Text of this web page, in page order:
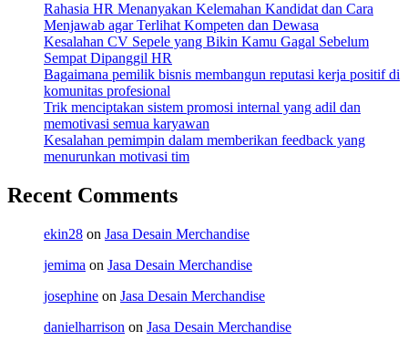
Rahasia HR Menanyakan Kelemahan Kandidat dan Cara
Menjawab agar Terlihat Kompeten dan Dewasa
Kesalahan CV Sepele yang Bikin Kamu Gagal Sebelum
Sempat Dipanggil HR
Bagaimana pemilik bisnis membangun reputasi kerja positif di
komunitas profesional
Trik menciptakan sistem promosi internal yang adil dan
memotivasi semua karyawan
Kesalahan pemimpin dalam memberikan feedback yang
menurunkan motivasi tim
Recent Comments
ekin28 on Jasa Desain Merchandise
jemima on Jasa Desain Merchandise
josephine on Jasa Desain Merchandise
danielharrison on Jasa Desain Merchandise